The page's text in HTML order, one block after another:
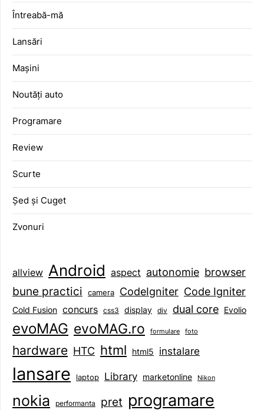
Întreabă-mă
Lansări
Mașini
Noutăți auto
Programare
Review
Scurte
Șed și Cuget
Zvonuri
allview Android aspect autonomie browser
bune practici camera CodeIgniter Code Igniter
Cold Fusion concurs css3 display div dual core Evolio
evoMAG evoMAG.ro formulare foto
hardware HTC html html5 instalare
lansare laptop Library marketonline Nikon
nokia performanta pret programare